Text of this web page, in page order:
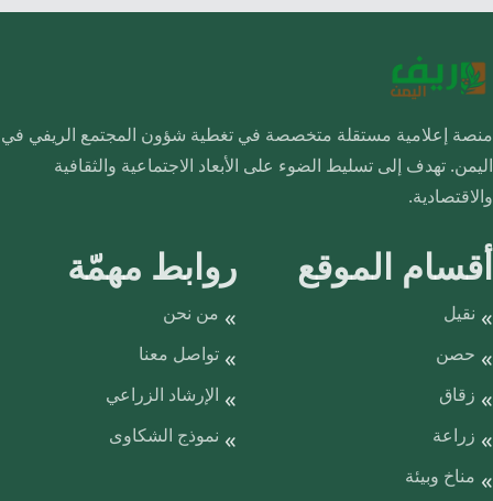
منصة إعلامية مستقلة متخصصة في تغطية شؤون المجتمع الريفي في
اليمن. تهدف إلى تسليط الضوء على الأبعاد الاجتماعية والثقافية
والاقتصادية.
أقسام الموقع
نقيل
حصن
زقاق
زراعة
مناخ وبيئة
روابط مهمّة
من نحن
تواصل معنا
الإرشاد الزراعي
نموذج الشكاوى